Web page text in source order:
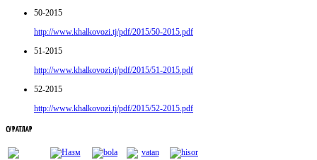
50-2015
http://www.khalkovozi.tj/pdf/2015/50-2015.pdf
51-2015
http://www.khalkovozi.tj/pdf/2015/51-2015.pdf
52-2015
http://www.khalkovozi.tj/pdf/2015/52-2015.pdf
СУРАТЛАР